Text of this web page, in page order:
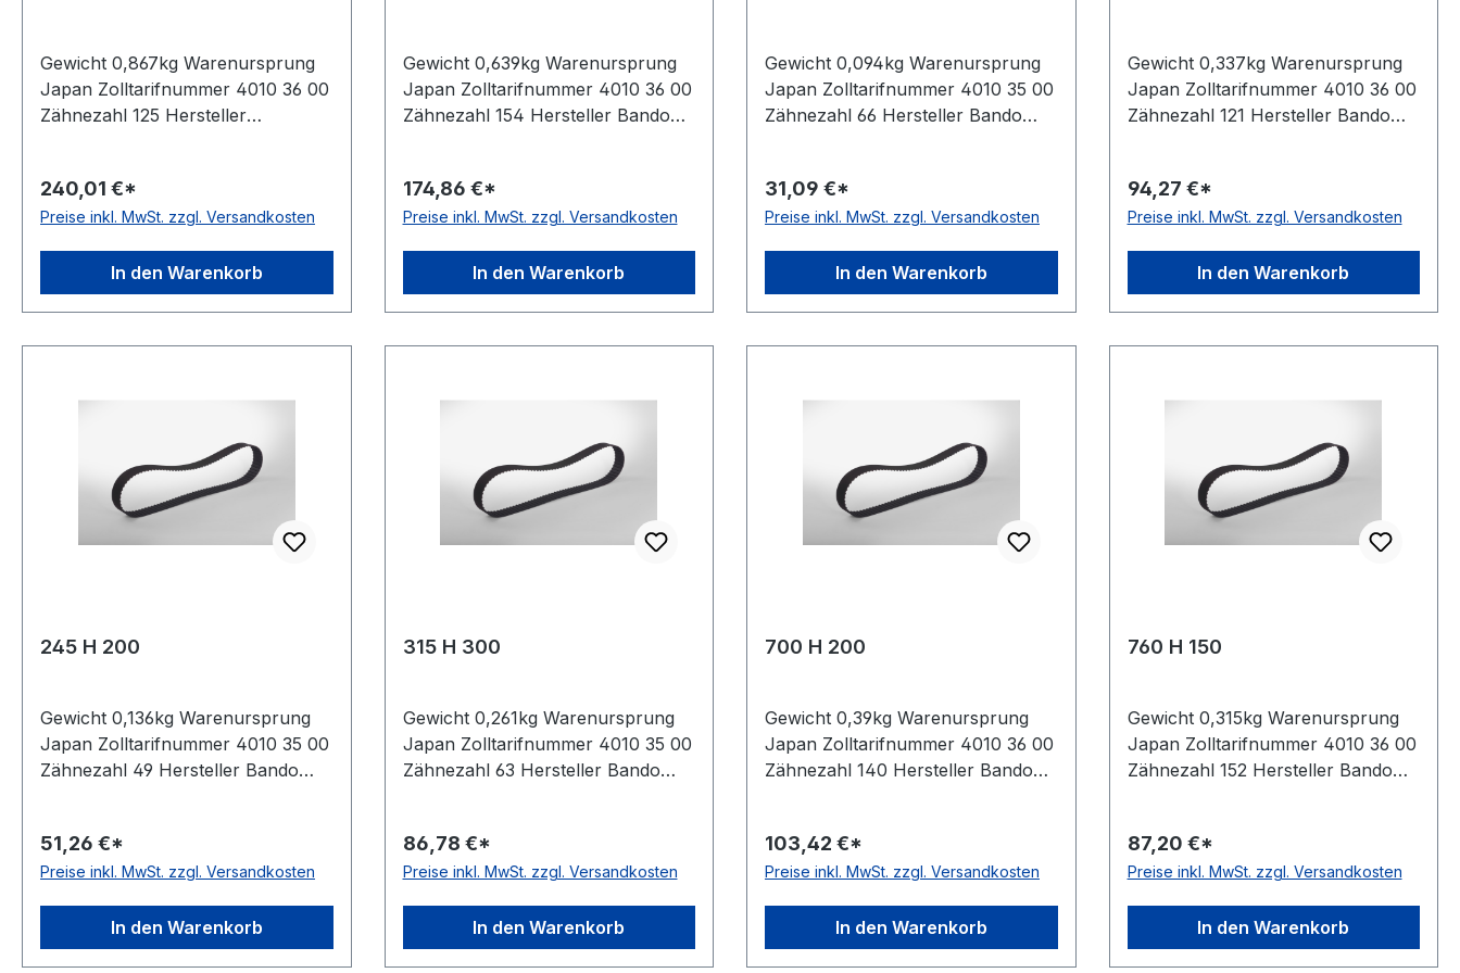
Gewicht 0,867kg Warenursprung
Japan Zolltarifnummer 4010 36 00
Zähnezahl 125 Hersteller
mm 127,000mm Hersteller
Mitsuboshi Teilung 12,7mm Höhe
Zugstrang Glasfaser Norm DIN
5296 antistatisch ja
240,01 €*
Preise inkl. MwSt. zzgl. Versandkosten
In den Warenkorb
Gewicht 0,639kg Warenursprung
Japan Zolltarifnummer 4010 36 00
Zähnezahl 154 Hersteller Bando
76,200mm Hersteller Bando
Teilung 12,7mm Höhe 4,3mm
Glasfaser Norm DIN 5296
antistatisch ja
174,86 €*
Preise inkl. MwSt. zzgl. Versandkosten
In den Warenkorb
Gewicht 0,094kg Warenursprung
Japan Zolltarifnummer 4010 35 00
Zähnezahl 66 Hersteller Bando
25,400mm Hersteller Bando
Teilung 12,7mm Höhe 4,3mm
Glasfaser Norm DIN 5296
antistatisch ja
31,09 €*
Preise inkl. MwSt. zzgl. Versandkosten
In den Warenkorb
Gewicht 0,337kg Warenursprung
Japan Zolltarifnummer 4010 36 00
Zähnezahl 121 Hersteller Bando
50,800mm Hersteller Bando
Teilung 12,7mm Höhe 4,3mm
Glasfaser Norm DIN 5296
antistatisch ja
94,27 €*
Preise inkl. MwSt. zzgl. Versandkosten
In den Warenkorb
245 H 200
Gewicht 0,136kg Warenursprung
Japan Zolltarifnummer 4010 35 00
Zähnezahl 49 Hersteller Bando
50,800mm Hersteller Bando
Teilung 12,7mm Höhe 4,3mm
Glasfaser Norm DIN 5296
antistatisch ja
51,26 €*
Preise inkl. MwSt. zzgl. Versandkosten
In den Warenkorb
315 H 300
Gewicht 0,261kg Warenursprung
Japan Zolltarifnummer 4010 35 00
Zähnezahl 63 Hersteller Bando
Hersteller Bando Teilung 12,7mm
Höhe 4,3mm Material Neoprene
5296 antistatisch ja
86,78 €*
Preise inkl. MwSt. zzgl. Versandkosten
In den Warenkorb
700 H 200
Gewicht 0,39kg Warenursprung
Japan Zolltarifnummer 4010 36 00
Zähnezahl 140 Hersteller Bando
Hersteller Bando Teilung 12,7mm
Höhe 4,3mm Material Neoprene
5296 antistatisch ja
103,42 €*
Preise inkl. MwSt. zzgl. Versandkosten
In den Warenkorb
760 H 150
Gewicht 0,315kg Warenursprung
Japan Zolltarifnummer 4010 36 00
Zähnezahl 152 Hersteller Bando
38,100mm Hersteller Bando
Teilung 12,7mm Höhe 4,3mm
Glasfaser Norm DIN 5296
antistatisch ja
87,20 €*
Preise inkl. MwSt. zzgl. Versandkosten
In den Warenkorb